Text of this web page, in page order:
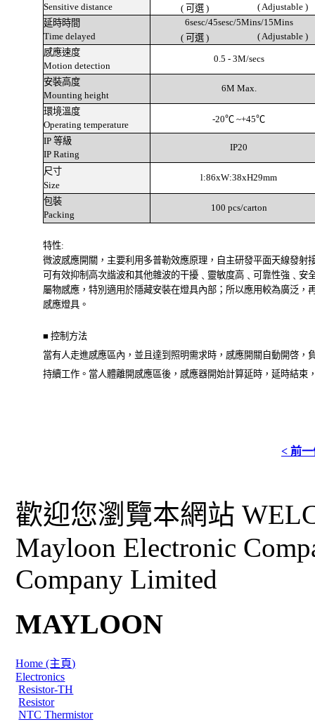
Sensitive distance
( 可選 )
( Adjustable )
延時時間
6sesc/45sesc/5Mins/15Mins
Time delayed
( 可選 )
( Adjustable )
感應速度
0.5 - 3M/secs
Motion detection
安裝高度
6M Max.
Mounting height
環境溫度
-20℃ ~+45℃
Operating temperature
IP 等級
IP20
IP Rating
尺寸
l:86xW:38xH29mm
Size
包裝
100 pcs/carton
Packing
特性:
微波感應開關，主要利用多普勒效應原理，自主研發平面天線發
可有效抑制高次諧波和其他雜波的干擾﹑靈敏度高﹑可靠性強﹑
屬物感應，特別適用於隱藏安裝在燈具內部；所以應用較為廣泛
感應燈具。
■ 控制方法
當有人走進感應區內，並且達到照明需求時，感應開關自動開啓
持續工作。當人體離開感應區後，感應器開始計算延時，延時結
< 前一
歡迎您瀏覽本網站
Mayloon Electronic
Company Limited
MAYLOON
Home (主頁)
Electronics
Resistor-TH
Resistor
NTC Thermistor